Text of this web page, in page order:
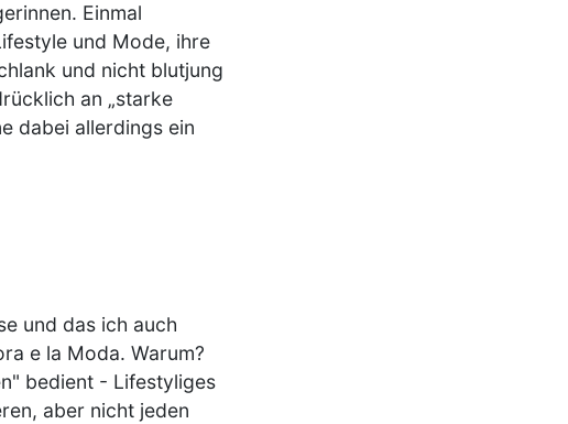
Einmal
und Mode, ihre
und nicht blutjung
an „starke
dabei allerdings ein
und das ich auch
e la Moda. Warum?
bedient - Lifestyliges
aber nicht jeden